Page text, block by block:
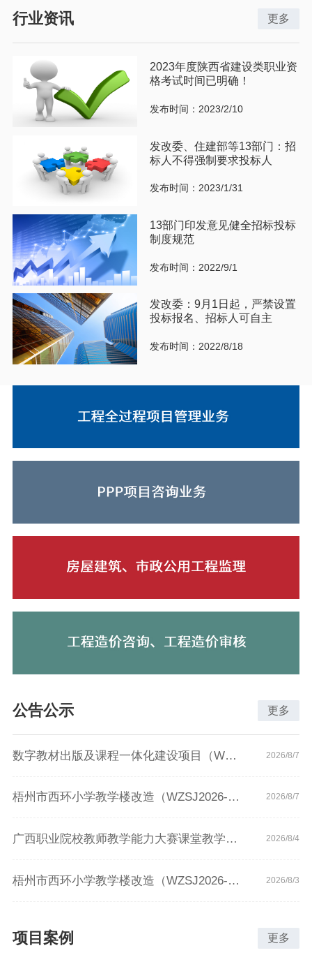
行业资讯 更多
2023年度陕西省建设类职业资
格考试时间已明确！
发布时间：2023/2/10
发改委、住建部等13部门：招
标人不得强制要求投标人
发布时间：2023/1/31
13部门印发意见健全招标投标
制度规范
发布时间：2022/9/1
发改委：9月1日起，严禁设置
投标报名、招标人可自主
发布时间：2022/8/18
公告公示 更多
数字教材出版及课程一体化建设项目（WZSJ2026-C3-020-HRC）竞争性磋商公告 2026/8/7
梧州市西环小学教学楼改造（WZSJ2026-J2-021-HRC）成交结果公告 2026/8/7
广西职业院校教师教学能力大赛课堂教学赛项培育项目（WZSJ2026-C3-018-HRC）中标结果公告 2026/8/4
梧州市西环小学教学楼改造（WZSJ2026-J2-021-HRC）竞争性谈判公告 2026/8/3
项目案例 更多